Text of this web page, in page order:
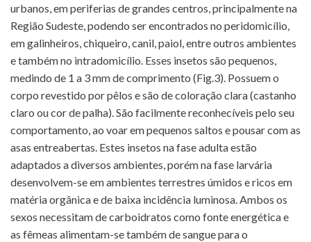
urbanos, em periferias de grandes centros, principalmente na
Região Sudeste, podendo ser encontrados no peridomicílio,
em galinheiros, chiqueiro, canil, paiol, entre outros ambientes
e também no intradomicílio. Esses insetos são pequenos,
medindo de 1 a 3 mm de comprimento (Fig.3). Possuem o
corpo revestido por pêlos e são de coloração clara (castanho
claro ou cor de palha). São facilmente reconhecíveis pelo seu
comportamento, ao voar em pequenos saltos e pousar com as
asas entreabertas. Estes insetos na fase adulta estão
adaptados a diversos ambientes, porém na fase larvária
desenvolvem-se em ambientes terrestres úmidos e ricos em
matéria orgânica e de baixa incidência luminosa. Ambos os
sexos necessitam de carboidratos como fonte energética e
as fêmeas alimentam-se também de sangue para o